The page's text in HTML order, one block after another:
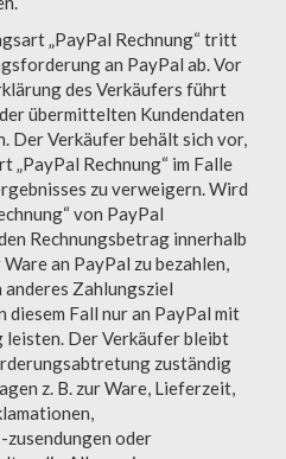
„PayPal Rechnung“ tritt
an PayPal ab. Vor
des Verkäufers führt
übermittelten Kundendaten
Der Verkäufer behält sich vor,
„PayPal Rechnung“ im Falle
zu verweigern. Wird
von PayPal
Rechnungsbetrag innerhalb
an PayPal zu bezahlen,
Zahlungsziel
diesem Fall nur an PayPal mit
Der Verkäufer bleibt
zuständig
z. B. zur Ware, Lieferzeit,
oder